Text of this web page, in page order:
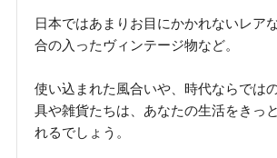
日本ではあまりお目にかかれないレア
合の入ったヴィンテージ物など。
使い込まれた風合いや、時代ならでは
具や雑貨たちは、あなたの生活をきっ
れるでしょう。